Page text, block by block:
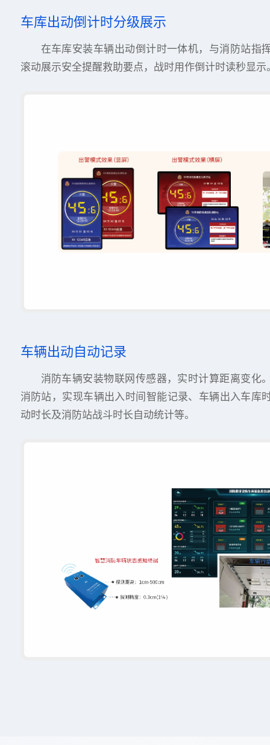
车库出动倒计时分级展示
在车库安装车辆出动倒计时一体机，与消防站指
滚动展示安全提醒救助要点，战时用作倒计时读秒显示
车辆出动自动记录
消防车辆安装物联网传感器，实时计算距离变化
消防站，实现车辆出入时间智能记录、车辆出入车库
动时长及消防站战斗时长自动统计等。